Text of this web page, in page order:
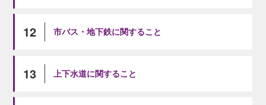
12 市バス・地下鉄に関すること
13 上下水道に関すること